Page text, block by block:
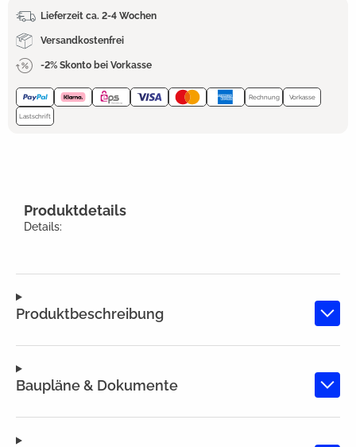
Lieferzeit ca. 2-4 Wochen
Versandkostenfrei
-2% Skonto bei Vorkasse
Rechnung Vorkasse
Lastschrift
Produktbeschreibung
Baupläne & Dokumente
Produktdetails
Details: